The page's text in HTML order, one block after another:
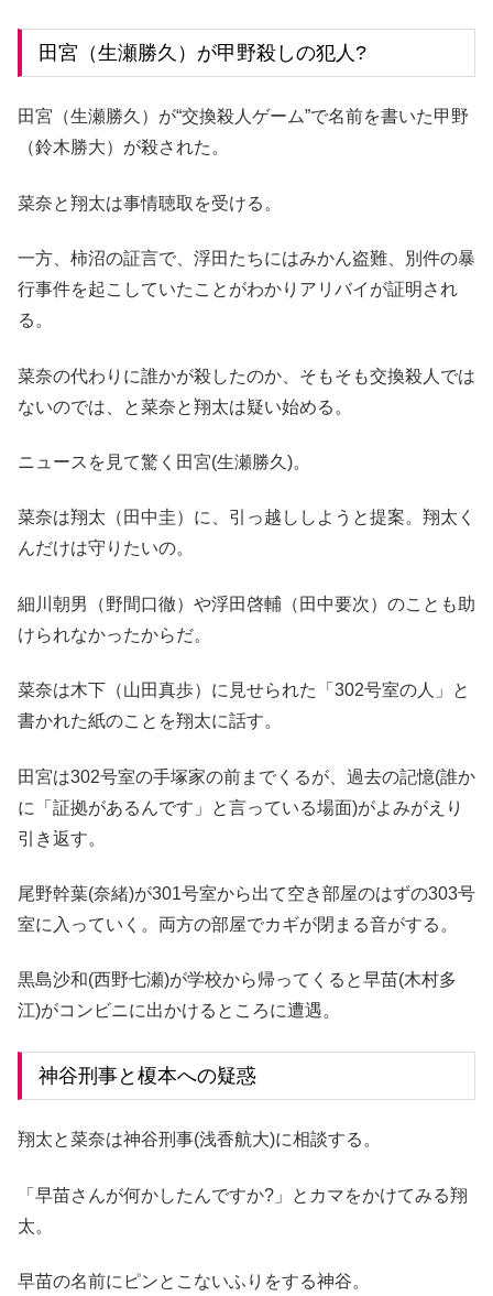
田宮（生瀬勝久）が甲野殺しの犯人?
田宮（生瀬勝久）が“交換殺人ゲーム”で名前を書いた甲野
（鈴木勝大）が殺された。
菜奈と翔太は事情聴取を受ける。
一方、柿沼の証言で、浮田たちにはみかん盗難、別件の暴
行事件を起こしていたことがわかりアリバイが証明され
る。
菜奈の代わりに誰かが殺したのか、そもそも交換殺人では
ないのでは、と菜奈と翔太は疑い始める。
ニュースを見て驚く田宮(生瀬勝久)。
菜奈は翔太（田中圭）に、引っ越ししようと提案。翔太く
んだけは守りたいの。
細川朝男（野間口徹）や浮田啓輔（田中要次）のことも助
けられなかったからだ。
菜奈は木下（山田真歩）に見せられた「302号室の人」と
書かれた紙のことを翔太に話す。
田宮は302号室の手塚家の前までくるが、過去の記憶(誰か
に「証拠があるんです」と言っている場面)がよみがえり
引き返す。
尾野幹葉(奈緒)が301号室から出て空き部屋のはずの303号
室に入っていく。両方の部屋でカギが閉まる音がする。
黒島沙和(西野七瀬)が学校から帰ってくると早苗(木村多
江)がコンビニに出かけるところに遭遇。
神谷刑事と榎本への疑惑
翔太と菜奈は神谷刑事(浅香航大)に相談する。
「早苗さんが何かしたんですか?」とカマをかけてみる翔
太。
早苗の名前にピンとこないふりをする神谷。